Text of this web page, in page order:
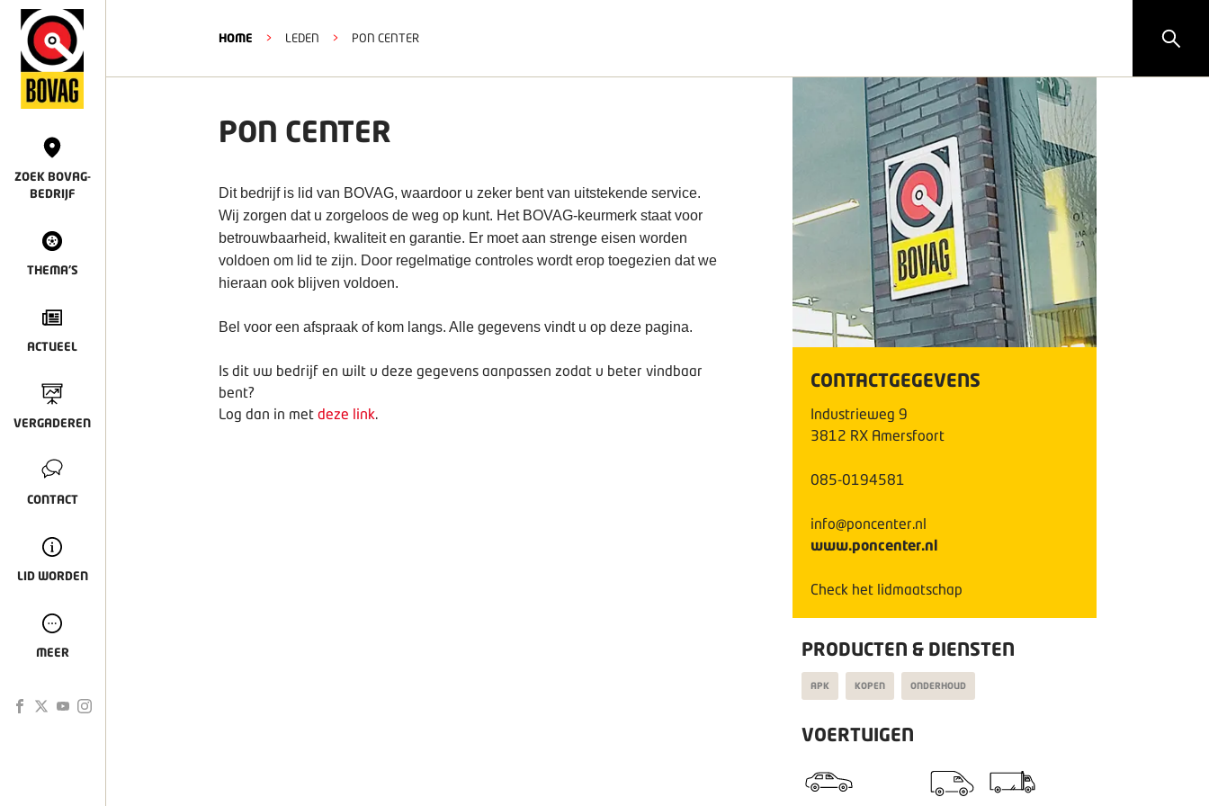
ZOEK BOVAG-
BEDRIJF
THEMA'S
ACTUEEL
VERGADEREN
CONTACT
LID WORDEN
MEER
HOME > LEDEN > PON CENTER
PON CENTER
Dit bedrijf is lid van BOVAG, waardoor u zeker bent van uitstekende service.
Wij zorgen dat u zorgeloos de weg op kunt. Het BOVAG-keurmerk staat voor
betrouwbaarheid, kwaliteit en garantie. Er moet aan strenge eisen worden
voldoen om lid te zijn. Door regelmatige controles wordt erop toegezien dat we
hieraan ook blijven voldoen.
Bel voor een afspraak of kom langs. Alle gegevens vindt u op deze pagina.
Is dit uw bedrijf en wilt u deze gegevens aanpassen zodat u beter vindbaar
bent?
Log dan in met deze link.
CONTACTGEGEVENS
Industrieweg 9
3812 RX Amersfoort
085-0194581
info@poncenter.nl
www.poncenter.nl
Check het lidmaatschap
PRODUCTEN & DIENSTEN
APK KOPEN ONDERHOUD
VOERTUIGEN